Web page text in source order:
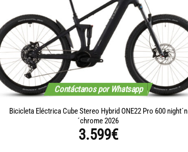
Contáctanos por Whatsapp
Bicicleta Eléctrica Cube Stereo Hybrid ONE22 Pro 600 night´n
´chrome 2026
3.599€